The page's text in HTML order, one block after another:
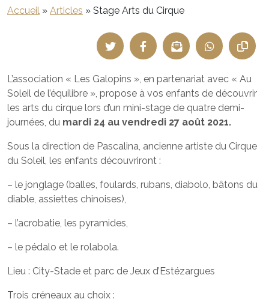
Accueil » Articles » Stage Arts du Cirque
L’association « Les Galopins », en partenariat avec « Au
Soleil de l’équilibre », propose à vos enfants de découvrir
les arts du cirque lors d’un mini-stage de quatre demi-
journées, du mardi 24 au vendredi 27 août 2021.
Sous la direction de Pascalina, ancienne artiste du Cirque
du Soleil, les enfants découvriront :
– le jonglage (balles, foulards, rubans, diabolo, bâtons du
diable, assiettes chinoises),
– l’acrobatie, les pyramides,
– le pédalo et le rolabola.
Lieu : City-Stade et parc de Jeux d’Estézargues
Trois créneaux au choix :